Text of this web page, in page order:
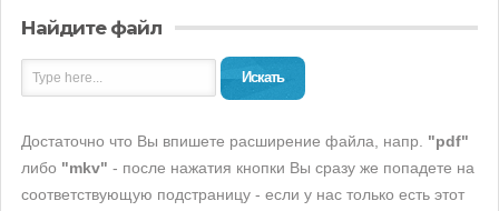
Найдите файл
Искать
Достаточно что Вы впишете расширение файла, напр. "pdf"
либо "mkv" - после нажатия кнопки Вы сразу же попадете на
соответствующую подстраницу - если у нас только есть этот